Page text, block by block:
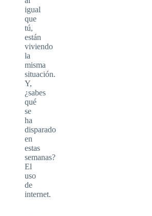
igual
que
tú,
están
viviendo
la
misma
situación.
Y,
¿sabes
qué
se
ha
disparado
en
estas
semanas?
El
uso
de
internet.